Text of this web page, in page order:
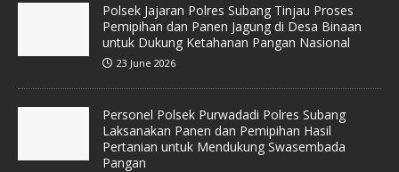
Polsek Jajaran Polres Subang Tinjau Proses
Pemipihan dan Panen Jagung di Desa Binaan
untuk Dukung Ketahanan Pangan Nasional
23 June 2026
Personel Polsek Purwadadi Polres Subang
Laksanakan Panen dan Pemipihan Hasil
Pertanian untuk Mendukung Swasembada
Pangan